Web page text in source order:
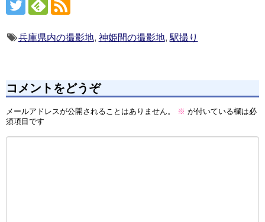
兵庫県内の撮影地, 神姫間の撮影地, 駅撮り
コメントをどうぞ
メールアドレスが公開されることはありません。 ※ が付いている欄は必
須項目です